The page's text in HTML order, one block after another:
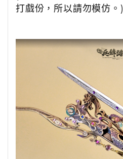
打戲份，所以請勿模仿。)